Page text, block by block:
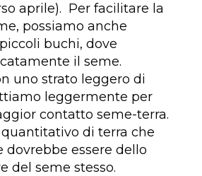
aprile). Per facilitare la
possiamo anche
buchi, dove
il seme.
uno strato leggero di
leggermente per
contatto seme-terra.
di terra che
dovrebbe essere dello
del seme stesso.